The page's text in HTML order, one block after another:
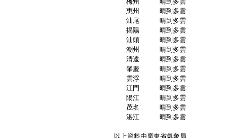
惠州     晴到多雲
汕尾     晴到多雲
揭陽     晴到多雲
汕頭     晴到多雲
潮州     晴到多雲
清遠     晴到多雲
肇慶     晴到多雲
雲浮     晴到多雲
江門     晴到多雲
陽江     晴到多雲
茂名     晴到多雲
湛江     晴到多雲
以上資料由廣東省氣象局